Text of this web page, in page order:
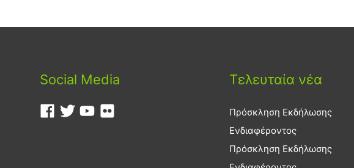
Social Media Τελευταία νέα
Πρόσκληση Εκδήλωσης
Ενδιαφέροντος
Πρόσκληση Εκδήλωσης